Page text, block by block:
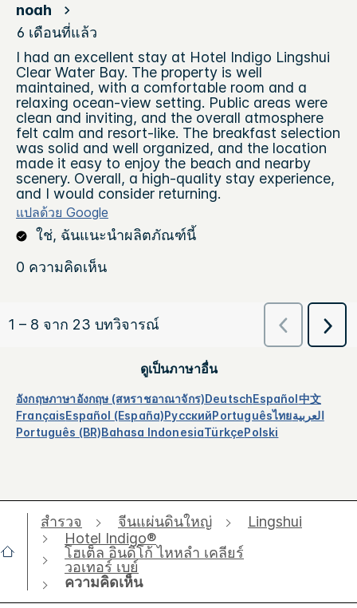
ดูเป็นภาษาอื่น
อังกฤษภาษาอังกฤษ (สหราชอาณาจักร)DeutschEspañol中文
FrançaisEspañol (España)РусскийPortuguêsไทยالعربية
Português (BR)Bahasa IndonesiaTürkçePolski
สำรวจ จีนแผ่นดินใหญ่
Lingshui
Hotel Indigo®
โฮเต็ล อินดิโก้ ไหหลำ เคลียร์
วอเทอร์ เบย์
ความคิดเห็น